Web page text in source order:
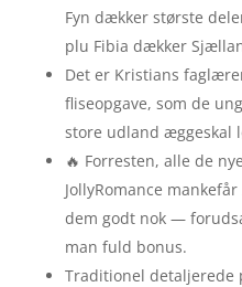
Fyn dækker største
plu Fibia dækker
Det er Kristians
fliseopgave, som de
store udland æggeskal
🔥 Forresten, alle de
JollyRomance
dem godt nok —
man fuld bonus.
Traditionel detaljerede